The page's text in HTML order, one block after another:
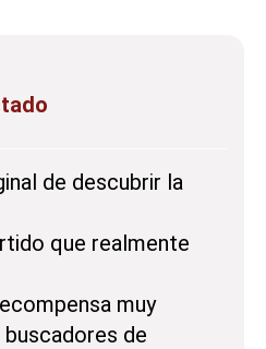
de descubrir la
que realmente
muy
de